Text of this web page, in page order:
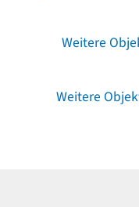
Weitere
Weitere